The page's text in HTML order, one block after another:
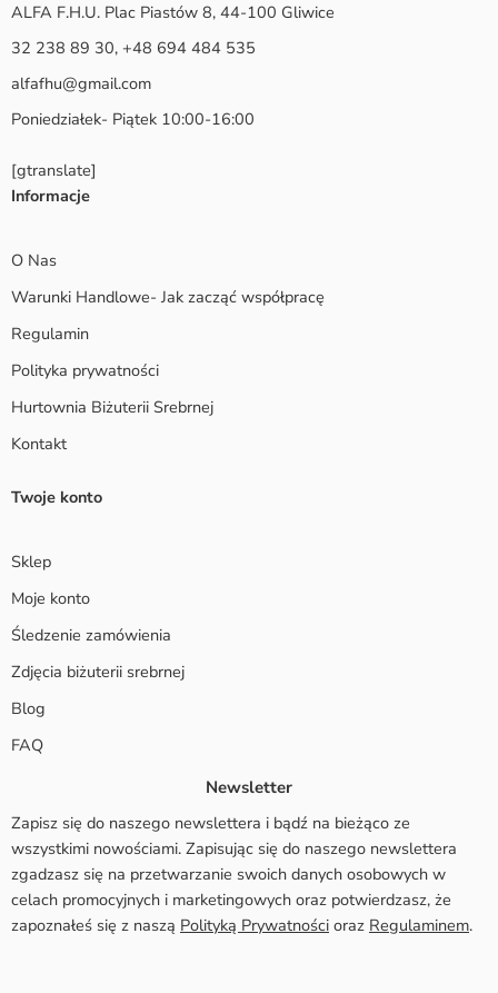
ALFA F.H.U. Plac Piastów 8, 44-100 Gliwice
32 238 89 30, +48 694 484 535
alfafhu@gmail.com
Poniedziałek- Piątek 10:00-16:00
[gtranslate]
Informacje
O Nas
Warunki Handlowe- Jak zacząć współpracę
Regulamin
Polityka prywatności
Hurtownia Biżuterii Srebrnej
Kontakt
Twoje konto
Sklep
Moje konto
Śledzenie zamówienia
Zdjęcia biżuterii srebrnej
Blog
FAQ
Newsletter
Zapisz się do naszego newslettera i bądź na bieżąco ze
wszystkimi nowościami. Zapisując się do naszego newslettera
zgadzasz się na przetwarzanie swoich danych osobowych w
celach promocyjnych i marketingowych oraz potwierdzasz, że
zapoznałeś się z naszą Polityką Prywatności oraz Regulaminem.